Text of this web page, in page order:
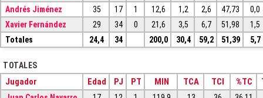
Andrés Jiménez
35 17 1 12,6 1,2 2,6 47,73
0,0
Xavier Fernández
29 34 0 21,6 3,5 6,7 51,98
1,5
Totales
24,4 34 200,0 30,4 59,2 51,39 5,7
TOTALES
Jugador Edad PJ PT MIN TCA TCI %TC